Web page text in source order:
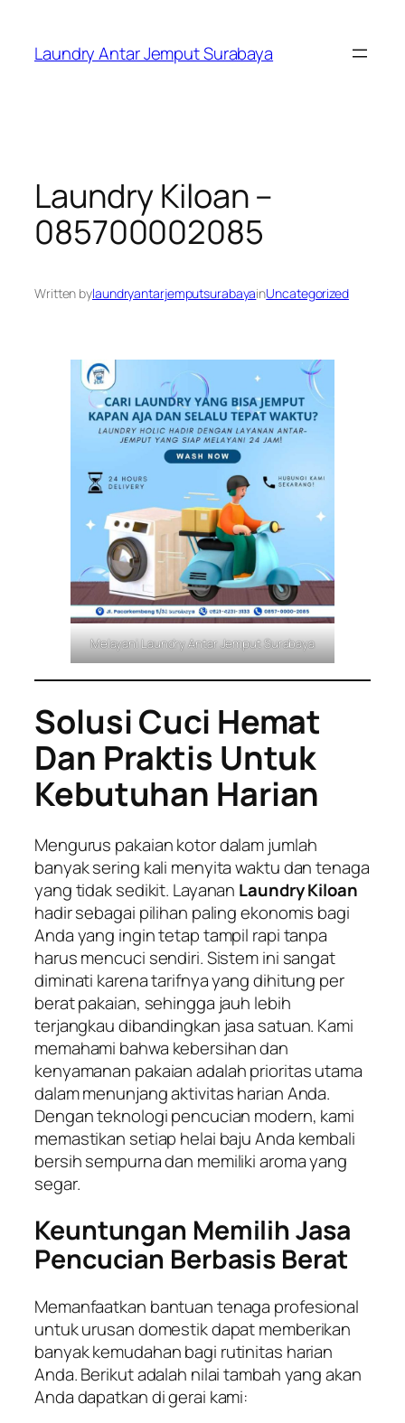
content
Laundry Antar Jemput Surabaya
Laundry Kiloan –
085700002085
Written bylaundryantarjemputsurabayainUncategorized
Melayani Laundry Antar Jemput Surabaya
Solusi Cuci Hemat
Dan Praktis Untuk
Kebutuhan Harian
Mengurus pakaian kotor dalam jumlah
banyak sering kali menyita waktu dan tenaga
yang tidak sedikit. Layanan Laundry Kiloan
hadir sebagai pilihan paling ekonomis bagi
Anda yang ingin tetap tampil rapi tanpa
harus mencuci sendiri. Sistem ini sangat
diminati karena tarifnya yang dihitung per
berat pakaian, sehingga jauh lebih
terjangkau dibandingkan jasa satuan. Kami
memahami bahwa kebersihan dan
kenyamanan pakaian adalah prioritas utama
dalam menunjang aktivitas harian Anda.
Dengan teknologi pencucian modern, kami
memastikan setiap helai baju Anda kembali
bersih sempurna dan memiliki aroma yang
segar.
Keuntungan Memilih Jasa
Pencucian Berbasis Berat
Memanfaatkan bantuan tenaga profesional
untuk urusan domestik dapat memberikan
banyak kemudahan bagi rutinitas harian
Anda. Berikut adalah nilai tambah yang akan
Anda dapatkan di gerai kami: